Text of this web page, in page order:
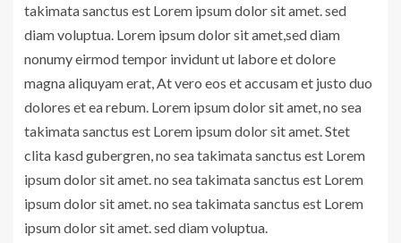
takimata sanctus est Lorem ipsum dolor sit amet. sed
diam voluptua. Lorem ipsum dolor sit amet,sed diam
nonumy eirmod tempor invidunt ut labore et dolore
magna aliquyam erat, At vero eos et accusam et justo duo
dolores et ea rebum. Lorem ipsum dolor sit amet, no sea
takimata sanctus est Lorem ipsum dolor sit amet. Stet
clita kasd gubergren, no sea takimata sanctus est Lorem
ipsum dolor sit amet. no sea takimata sanctus est Lorem
ipsum dolor sit amet. no sea takimata sanctus est Lorem
ipsum dolor sit amet. sed diam voluptua.